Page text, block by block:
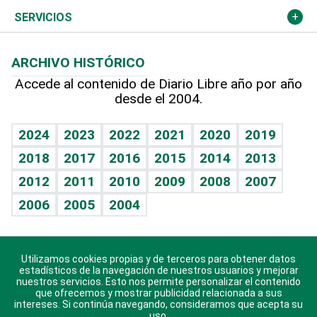
Resto del mundo
Economía personal
Podcast Arte Libre
Hablando con el pediatra
Vida y familia
Eñe
Celebrando la vida
Sin complejos
En pocas palabras
Escuchando al corazón
Economía Personal
Más deportes
Línea de hit
TBT Deportivo
Columnistas
Cambio climático
Opinión
Hecho en casa
Guía del dinero
SERVICIOS
Cumpleaños
Horóscopos
Crucigramas
ARCHIVO HISTÓRICO
Accede al contenido de Diario Libre año por año
desde el 2004.
2024 2023 2022 2021 2020
2019
2018
2017 2016 2015 2014
2013
2012
2011 2010 2009 2008
2007
2006
2005 2004
Descarga nuestras aplicaciones para Android, iOS y
sistema Huawei.
Utilizamos cookies propias y de terceros para obtener datos
estadísticos de la navegación de nuestros usuarios y mejorar
nuestros servicios. Esto nos permite personalizar el contenido
que ofrecemos y mostrar publicidad relacionada a sus
intereses. Si continúa navegando, consideramos que acepta su